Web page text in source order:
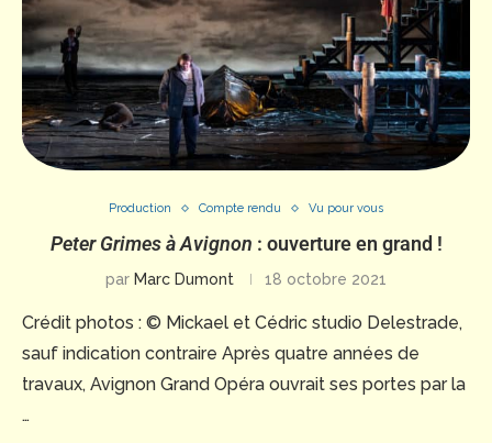
Production Compte rendu Vu pour vous
Peter Grimes à Avignon : ouverture en grand !
par Marc Dumont 18 octobre 2021
Crédit photos : © Mickael et Cédric studio Delestrade,
sauf indication contraire Après quatre années de
travaux, Avignon Grand Opéra ouvrait ses portes par la
…